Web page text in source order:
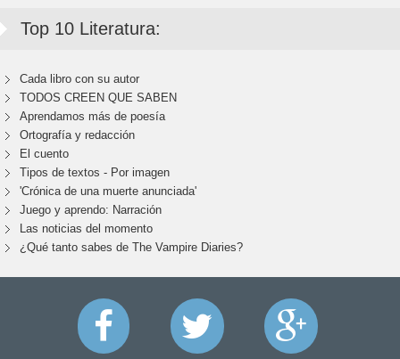
Top 10 Literatura:
Cada libro con su autor
TODOS CREEN QUE SABEN
Aprendamos más de poesía
Ortografía y redacción
El cuento
Tipos de textos - Por imagen
'Crónica de una muerte anunciada'
Juego y aprendo: Narración
Las noticias del momento
¿Qué tanto sabes de The Vampire Diaries?